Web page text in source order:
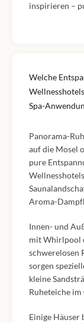
inspirieren –
Welche
Spa-
Panorama-
auf die Mosel
pure
Aroma-
Innen- und
mit Whirlpool
schwerelosen
sorgen
kleine
Ruheteiche im
Einige